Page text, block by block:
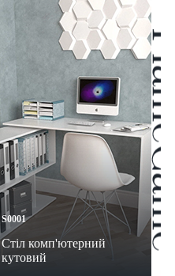
S0001
Стіл комп'ютерний
кутовий